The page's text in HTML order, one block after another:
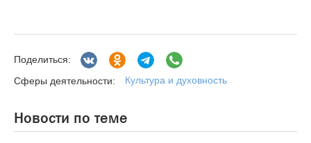
Поделиться:
Сферы деятельности:
Культура и духовность
Новости по теме